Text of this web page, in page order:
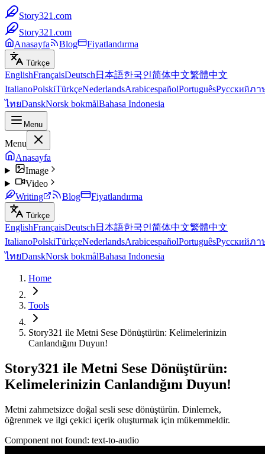
Story321.com
Story321.com
Anasayfa
Blog Fiyatlandırma
Türkçe
EnglishFrançaisDeutsch 日本語한국인简体中文繁體中文
ItalianoPolskiTürkçeNederlandsArabicespañolPortuguêsРусскийภา
ไทยDanskNorsk bokmålBahasa Indonesia
Menu
Menu
Anasayfa
Image
Video
Writing
Blog Fiyatlandırma
Türkçe
EnglishFrançaisDeutsch 日本語한국인简体中文繁體中文
ItalianoPolskiTürkçeNederlandsArabicespañolPortuguêsРусскийภา
ไทยDanskNorsk bokmålBahasa Indonesia
Home
Tools
Story321 ile Metni Sese Dönüştürün: Kelimelerinizin
Canlandığını Duyun!
Story321 ile Metni Sese Dönüştürün:
Kelimelerinizin Canlandığını Duyun!
Metni zahmetsizce doğal sesli sese dönüştürün. Dinlemek,
öğrenmek ve ilgi çekici içerik oluşturmak için mükemmeldir.
Component not found: text-to-audio